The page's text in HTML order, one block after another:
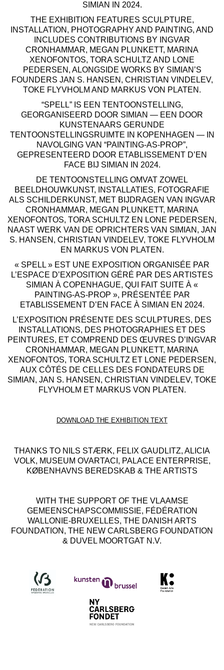
SIMIAN IN 2024.
THE EXHIBITION FEATURES SCULPTURE,
INSTALLATION, PHOTOGRAPHY AND PAINTING, AND
INCLUDES CONTRIBUTIONS BY INGVAR
CRONHAMMAR, MEGAN PLUNKETT, MARINA
XENOFONTOS, TORA SCHULTZ AND LONE
PEDERSEN, ALONGSIDE WORKS BY SIMIAN’S
FOUNDERS JAN S. HANSEN, CHRISTIAN VINDELEV,
TOKE FLYVHOLM AND MARKUS VON PLATEN.
“SPELL” IS EEN TENTOONSTELLING,
GEORGANISEERD DOOR SIMIAN — EEN DOOR
KUNSTENAARS GERUNDE
TENTOONSTELLINGSRUIMTE IN KOPENHAGEN — IN
NAVOLGING VAN “PAINTING-AS-PROP”,
GEPRESENTEERD DOOR ETABLISSEMENT D’EN
FACE BIJ SIMIAN IN 2024.
DE TENTOONSTELLING OMVAT ZOWEL
BEELDHOUWKUNST, INSTALLATIES, FOTOGRAFIE
ALS SCHILDERKUNST, MET BIJDRAGEN VAN INGVAR
CRONHAMMAR, MEGAN PLUNKETT, MARINA
XENOFONTOS, TORA SCHULTZ EN LONE PEDERSEN,
NAAST WERK VAN DE OPRICHTERS VAN SIMIAN, JAN
S. HANSEN, CHRISTIAN VINDELEV, TOKE FLYVHOLM
EN MARKUS VON PLATEN.
« SPELL » EST UNE EXPOSITION ORGANISÉE PAR
L’ESPACE D’EXPOSITION GÉRÉ PAR DES ARTISTES
SIMIAN À COPENHAGUE, QUI FAIT SUITE À «
PAINTING-AS-PROP », PRÉSENTÉE PAR
ETABLISSEMENT D’EN FACE À SIMIAN EN 2024.
L’EXPOSITION PRÉSENTE DES SCULPTURES, DES
INSTALLATIONS, DES PHOTOGRAPHIES ET DES
PEINTURES, ET COMPREND DES ŒUVRES D’INGVAR
CRONHAMMAR, MEGAN PLUNKETT, MARINA
XENOFONTOS, TORA SCHULTZ ET LONE PEDERSEN,
AUX CÔTÉS DE CELLES DES FONDATEURS DE
SIMIAN, JAN S. HANSEN, CHRISTIAN VINDELEV, TOKE
FLYVHOLM ET MARKUS VON PLATEN.
DOWNLOAD THE EXHIBITION TEXT
THANKS TO NILS STÆRK, FELIX GAUDLITZ, ALICIA
VOLK, MUSEUM OVARTACI, PALACE ENTERPRISE,
KØBENHAVNS BEREDSKAB & THE ARTISTS
WITH THE SUPPORT OF THE VLAAMSE
GEMEENSCHAPSCOMMISSIE, FÉDÉRATION
WALLONIE-BRUXELLES, THE DANISH ARTS
FOUNDATION, THE NEW CARLSBERG FOUNDATION
& DUVEL MOORTGAT N.V.